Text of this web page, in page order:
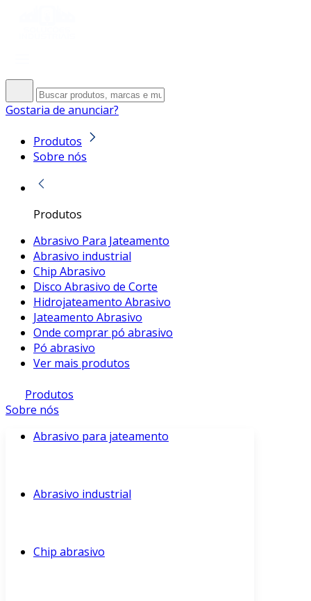
Gostaria de anunciar?
Produtos
Sobre nós
Produtos
Abrasivo Para Jateamento
Abrasivo industrial
Chip Abrasivo
Disco Abrasivo de Corte
Hidrojateamento Abrasivo
Jateamento Abrasivo
Onde comprar pó abrasivo
Pó abrasivo
Ver mais produtos
Produtos
Sobre nós
Abrasivo para jateamento
Abrasivo industrial
Chip abrasivo